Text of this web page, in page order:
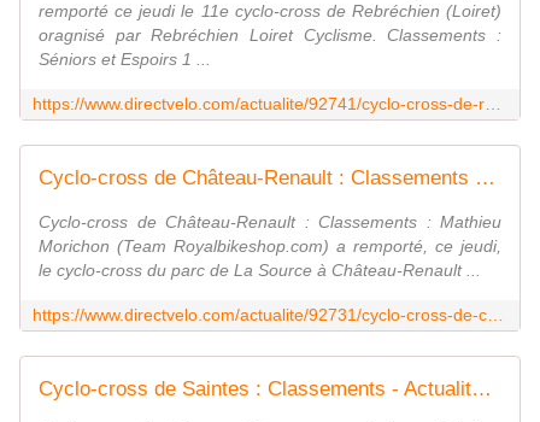
remporté ce jeudi le 11e cyclo-cross de Rebréchien (Loiret)
oragnisé par Rebréchien Loiret Cyclisme. Classements :
Séniors et Espoirs 1 ...
Cyclo-cross de Château-Renault : Classements - Actualité - DirectVelo
Cyclo-cross de Château-Renault : Classements : Mathieu
Morichon (Team Royalbikeshop.com) a remporté, ce jeudi,
le cyclo-cross du parc de La Source à Château-Renault ...
Cyclo-cross de Saintes : Classements - Actualité - DirectVelo